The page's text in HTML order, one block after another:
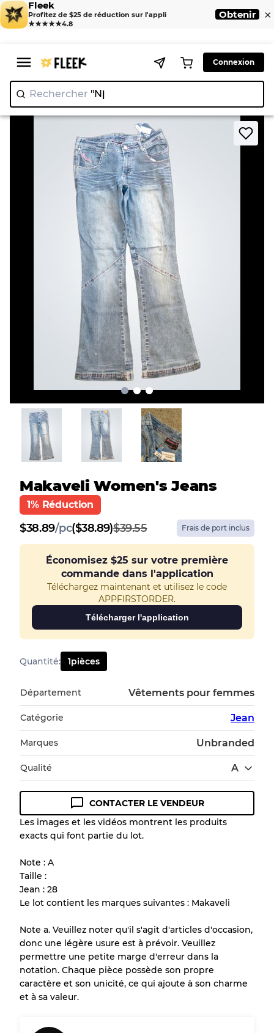
Fleek
Profitez de $25 de réduction sur l'appli
★★★★★4.8
Obtenir ×
Connexion
Rechercher "Nike"
Home > Jean > Makaveli Women's Jeans
Makaveli Women's Jeans
1% Réduction
$38.89/pc($38.89)$39.55 Frais de port inclus
Économisez $25 sur votre première
commande dans l'application
Téléchargez maintenant et utilisez le code
APPFIRSTORDER.
Télécharger l'application
Quantité: 1pièces
Département Vêtements pour femmes
Catégorie Jean
Marques Unbranded
Qualité A
Guide des conditions
Tous les produits incluent un niveau de
de chaque article avant l'achat.
Il y a une marge d'erreur allant jusqu'à
10%
en raison de la vente en gros
Notre système à 3 niveaux
Qualité APresque neuf, usure légère
CONTACTER LE VENDEUR
Les images et les vidéos montrent les produits
exacts qui font partie du lot.
Note : A
Taille :
Jean : 28
Le lot contient les marques suivantes : Makaveli
Note a. Veuillez noter qu'il s'agit d'articles d'occasion,
donc une légère usure est à prévoir. Veuillez
permettre une petite marge d'erreur dans la
notation. Chaque pièce possède son propre
caractère et son unicité, ce qui ajoute à son charme
et à sa valeur.